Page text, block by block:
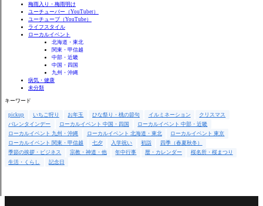
梅雨入り・梅雨明け
ユーチューバー（YouTuber）
ユーチューブ（YouTube）
ライフスタイル
ローカルイベント
北海道・東北
関東・甲信越
中部・近畿
中国・四国
九州・沖縄
病気・健康
未分類
キーワード
pickup いちご狩り お年玉 ひな祭り・桃の節句 イルミネーション
クリスマス
バレンタインデー
ローカルイベント 中国・四国
ローカルイベント 中部・近畿
ローカルイベント 九州・沖縄
ローカルイベント 北海道・東北
ローカルイベント 東京
ローカルイベント 関東・甲信越
七夕 入学祝い 初詣
四季（春夏秋冬）
季節の挨拶・ビジネス
宗教・神道・他 年中行事 暦・カレンダー
桜名所・桜まつり
生活・くらし
記念日